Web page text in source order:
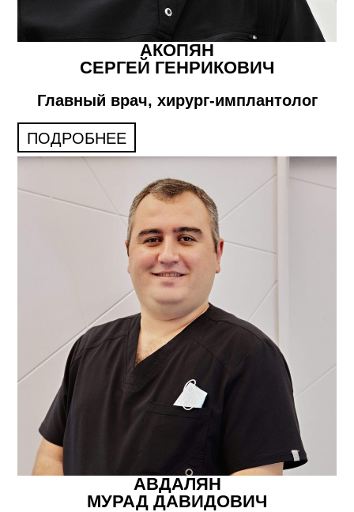
АКОПЯН
СЕРГЕЙ ГЕНРИКОВИЧ
Главный врач, хирург-имплантолог
ПОДРОБНЕЕ
АВДАЛЯН
МУРАД ДАВИДОВИЧ